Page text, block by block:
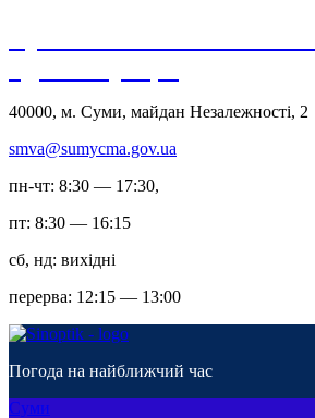
40000, м. Суми, майдан Незалежності, 2
smva@sumycma.gov.ua
пн-чт: 8:30 — 17:30,
пт: 8:30 — 16:15
сб, нд: вихідні
перерва: 12:15 — 13:00
Погода на найближчий час
Суми